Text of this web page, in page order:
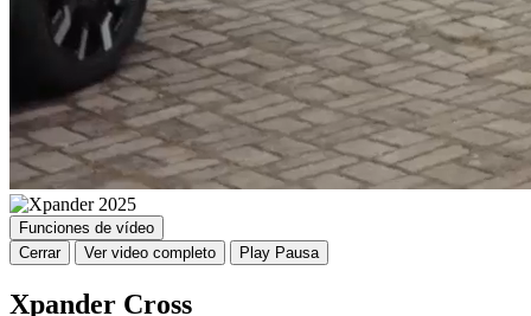
Funciones de vídeo
Cerrar
Ver video completo Play Pausa
Xpander Cross